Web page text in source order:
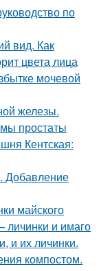
по
вид. Как
цвета лица
мочевой
железы.
простаты
Кентская:
Добавление
майского
личинки и имаго
и их личинки.
компостом.